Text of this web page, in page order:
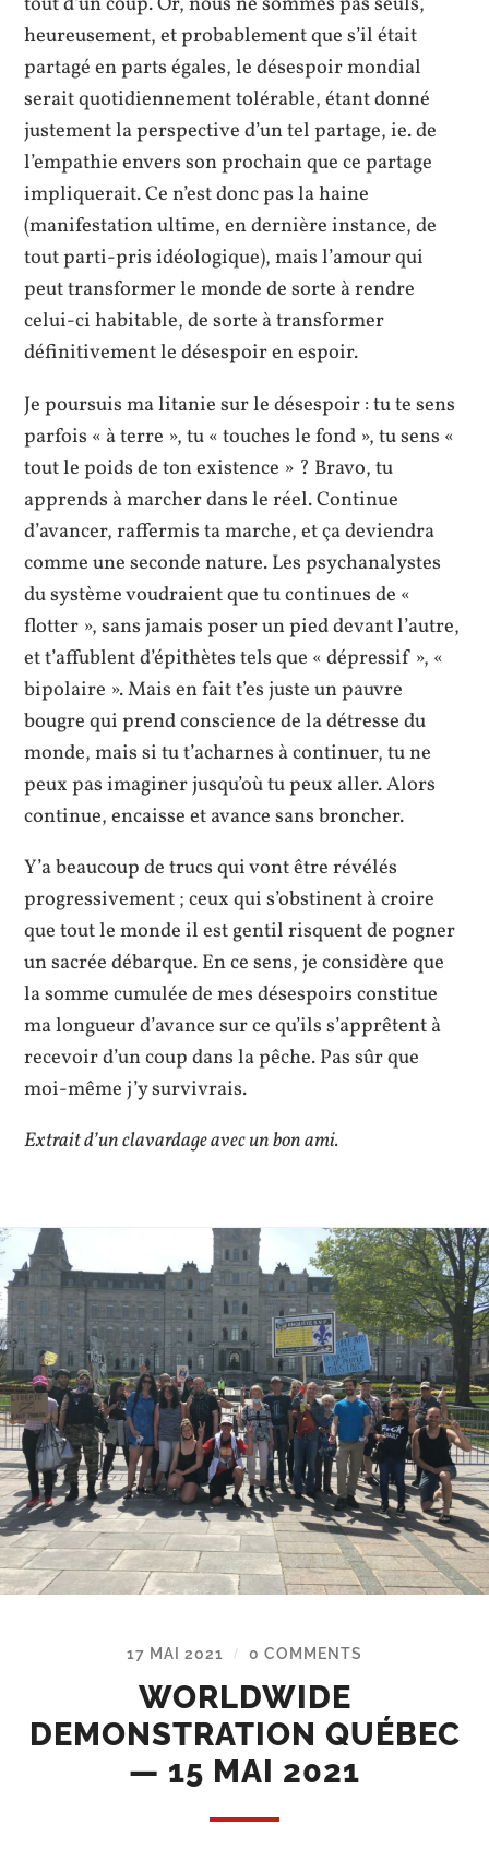
heureusement, et probablement que s’il était
partagé en parts égales, le désespoir mondial
serait quotidiennement tolérable, étant donné
justement la perspective d’un tel partage, ie. de
l’empathie envers son prochain que ce partage
impliquerait. Ce n’est donc pas la haine
(manifestation ultime, en dernière instance, de
tout parti-pris idéologique), mais l’amour qui
peut transformer le monde de sorte à rendre
celui-ci habitable, de sorte à transformer
définitivement le désespoir en espoir.
Je poursuis ma litanie sur le désespoir : tu te sens
parfois « à terre », tu « touches le fond », tu sens «
tout le poids de ton existence » ? Bravo, tu
apprends à marcher dans le réel. Continue
d’avancer, raffermis ta marche, et ça deviendra
comme une seconde nature. Les psychanalystes
du système voudraient que tu continues de «
flotter », sans jamais poser un pied devant l’autre,
et t’affublent d’épithètes tels que « dépressif », «
bipolaire ». Mais en fait t’es juste un pauvre
bougre qui prend conscience de la détresse du
monde, mais si tu t’acharnes à continuer, tu ne
peux pas imaginer jusqu’où tu peux aller. Alors
continue, encaisse et avance sans broncher.
Y’a beaucoup de trucs qui vont être révélés
progressivement ; ceux qui s’obstinent à croire
que tout le monde il est gentil risquent de pogner
un sacrée débarque. En ce sens, je considère que
la somme cumulée de mes désespoirs constitue
ma longueur d’avance sur ce qu’ils s’apprêtent à
recevoir d’un coup dans la pêche. Pas sûr que
moi-même j’y survivrais.
Extrait d’un clavardage avec un bon ami.
17 MAI 2021 / 0 COMMENTS
WORLDWIDE
DEMONSTRATION QUÉBEC
— 15 MAI 2021